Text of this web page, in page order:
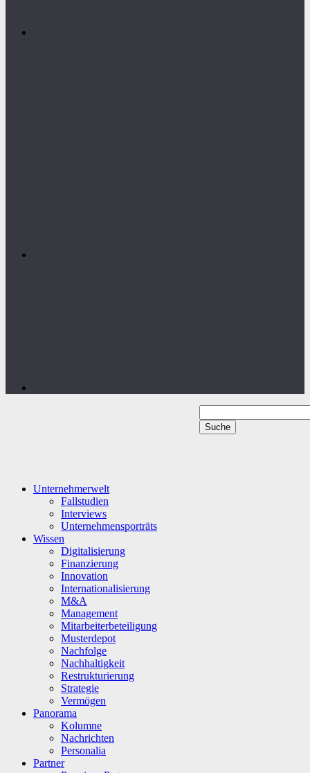
Unternehmerwelt
Fallstudien
Interviews
Unternehmensporträts
Wissen
Digitalisierung
Finanzierung
Innovation
Internationalisierung
M&A
Management
Mitarbeiterbeteiligung
Musterdepot
Nachfolge
Nachhaltigkeit
Restrukturierung
Strategie
Vermögen
Panorama
Kolumne
Nachrichten
Personalia
Partner